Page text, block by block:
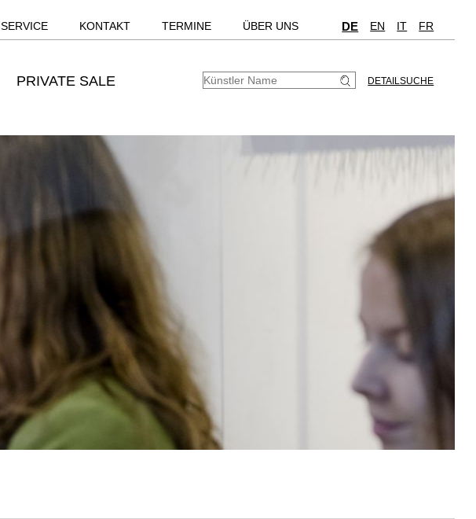
SERVICE KONTAKT TERMINE ÜBER UNS DE EN IT FR
PRIVATE SALE DETAILSUCHE